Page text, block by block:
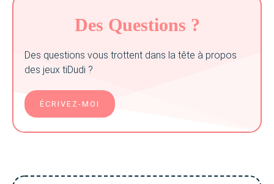
Des Questions ?
Des questions vous trottent dans la tête à propos
des jeux tiDudi ?
ÉCRIVEZ-MOI